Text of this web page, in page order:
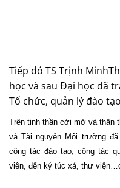
Tiếp đó TS Trịnh
học và sau Đại học đã
Tổ chức, quản lý đào
Trên tinh thần cởi mở và thân
và Tài nguyên Môi trường
công tác đào tạo, công tác
viên, đến ký túc xá, thư